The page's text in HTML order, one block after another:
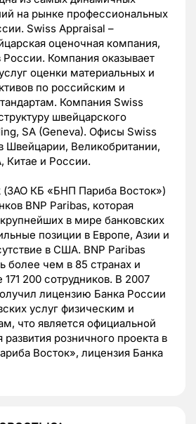
на рынке профессиональных
Swiss Appraisal –
оценочная компания,
России. Компания оказывает
оценки материальных и
по российским и
Компания Swiss
швейцарского
SA (Geneva). Офисы Swiss
Швейцарии, Великобритании,
Китае и России.
(ЗАО КБ «БНП Париба Восток»)
BNP Paribas, которая
в мире банковских
позиции в Европе, Азии и
в США. BNP Paribas
более чем в 85 странах и
200 сотрудников. В 2007
лицензию Банка России
услуг физическим и
что является официальной
развития розничного проекта в
Восток», лицензия Банка